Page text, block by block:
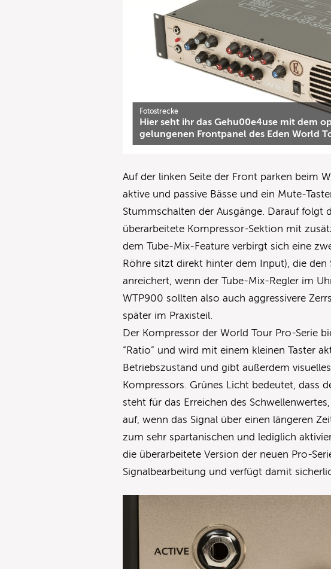
Fotostrecke
Hier seht ihr das Gehu00e4use mit dem
gelungenen Frontpanel des Eden World
Auf der linken Seite der Front parken beim
aktive und passive Bässe und ein Mute-
Stummschalten der Ausgänge. Darauf folgt
überarbeitete Kompressor-Sektion mit
dem Tube-Mix-Feature verbirgt sich eine
Röhre sitzt direkt hinter dem Input), die
anreichert, wenn der Tube-Mix-Regler im
WTP900 sollten also auch aggressivere
später im Praxisteil.
Der Kompressor der World Tour Pro-Serie
“Ratio” und wird mit einem kleinen Taster
Betriebszustand und gibt außerdem
Kompressors. Grünes Licht bedeutet, dass
steht für das Erreichen des
auf, wenn das Signal über einen längeren
zum sehr spartanischen und lediglich
die überarbeitete Version der neuen Pro-
Signalbearbeitung und verfügt damit